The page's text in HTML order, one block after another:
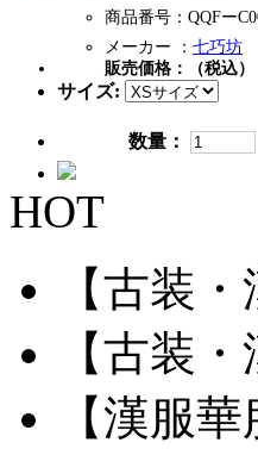
商品番号：QQFー
メーカー ： 七巧坊
販売価格：
（税込）
サイズ:
数量：
HOT
【古装
【古装
【漢服